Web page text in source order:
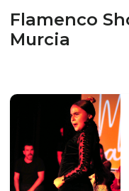
Flamenco
Murcia